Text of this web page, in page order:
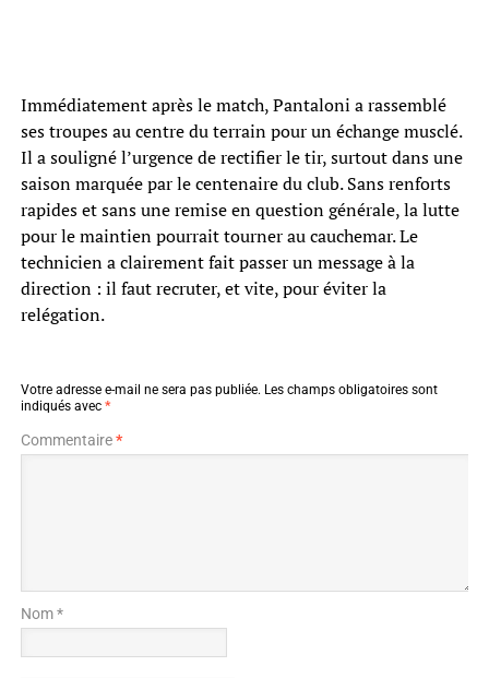
Immédiatement après le match, Pantaloni a rassemblé
ses troupes au centre du terrain pour un échange musclé.
Il a souligné l’urgence de rectifier le tir, surtout dans une
saison marquée par le centenaire du club. Sans renforts
rapides et sans une remise en question générale, la lutte
pour le maintien pourrait tourner au cauchemar. Le
technicien a clairement fait passer un message à la
direction : il faut recruter, et vite, pour éviter la
relégation.
Votre adresse e-mail ne sera pas publiée. Les champs obligatoires sont
indiqués avec *
Commentaire*
Nom *